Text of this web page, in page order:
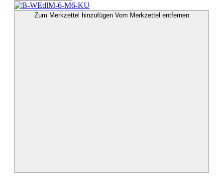
Zum Merkzettel hinzufügen Vom Merkzettel entfernen